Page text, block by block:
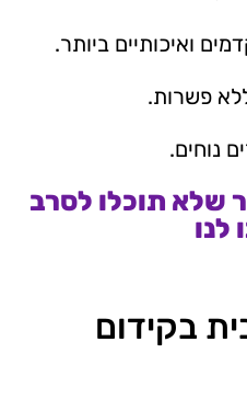
ואיכותיים ביותר.
פשרות.
נוחים.
שלא תוכלו לסרב
לנו
בקידום